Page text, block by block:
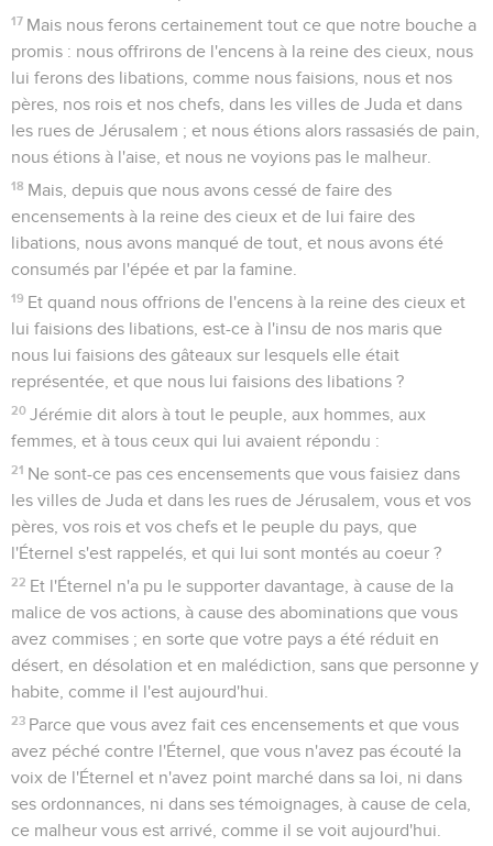
17 Mais nous ferons certainement tout ce que notre bouche a
promis : nous offrirons de l'encens à la reine des cieux, nous
lui ferons des libations, comme nous faisions, nous et nos
pères, nos rois et nos chefs, dans les villes de Juda et dans
les rues de Jérusalem ; et nous étions alors rassasiés de pain,
nous étions à l'aise, et nous ne voyions pas le malheur.
18 Mais, depuis que nous avons cessé de faire des
encensements à la reine des cieux et de lui faire des
libations, nous avons manqué de tout, et nous avons été
consumés par l'épée et par la famine.
19 Et quand nous offrions de l'encens à la reine des cieux et
lui faisions des libations, est-ce à l'insu de nos maris que
nous lui faisions des gâteaux sur lesquels elle était
représentée, et que nous lui faisions des libations ?
20 Jérémie dit alors à tout le peuple, aux hommes, aux
femmes, et à tous ceux qui lui avaient répondu :
21 Ne sont-ce pas ces encensements que vous faisiez dans
les villes de Juda et dans les rues de Jérusalem, vous et vos
pères, vos rois et vos chefs et le peuple du pays, que
l'Éternel s'est rappelés, et qui lui sont montés au coeur ?
22 Et l'Éternel n'a pu le supporter davantage, à cause de la
malice de vos actions, à cause des abominations que vous
avez commises ; en sorte que votre pays a été réduit en
désert, en désolation et en malédiction, sans que personne y
habite, comme il l'est aujourd'hui.
23 Parce que vous avez fait ces encensements et que vous
avez péché contre l'Éternel, que vous n'avez pas écouté la
voix de l'Éternel et n'avez point marché dans sa loi, ni dans
ses ordonnances, ni dans ses témoignages, à cause de cela,
ce malheur vous est arrivé, comme il se voit aujourd'hui.